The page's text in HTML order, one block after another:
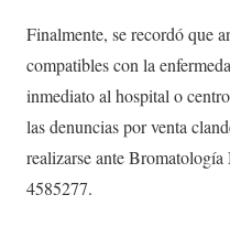
Finalmente, se recordó que
compatibles con la
inmediato al hospital o
las denuncias por venta
realizarse ante
4585277.